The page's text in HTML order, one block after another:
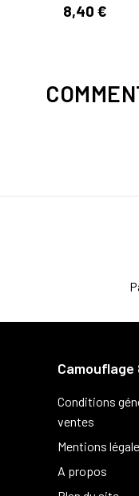
8,40 €
Camouflage
Conditions
ventes
Mentions
A propos